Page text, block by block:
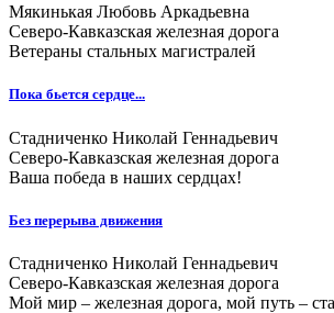
Мякинькая Любовь Аркадьевна
Северо-Кавказская железная дорога
Ветераны стальных магистралей
Пока бьется сердце...
Стадниченко Николай Геннадьевич
Северо-Кавказская железная дорога
Ваша победа в наших сердцах!
Без перерыва движения
Стадниченко Николай Геннадьевич
Северо-Кавказская железная дорога
Мой мир – железная дорога, мой путь –